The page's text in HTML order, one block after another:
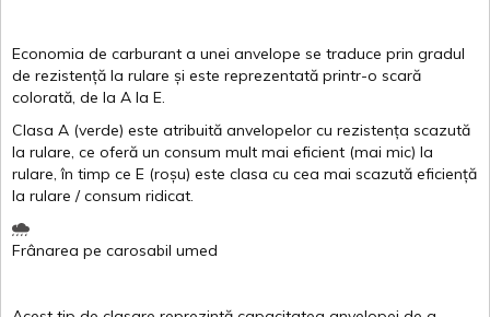
Economia de carburant a unei anvelope se traduce prin gradul
de rezistență la rulare și este reprezentată printr-o scară
colorată, de la A la E.
Clasa A (verde) este atribuită anvelopelor cu rezistența scazută
la rulare, ce oferă un consum mult mai eficient (mai mic) la
rulare,în timp ce E (roșu) este clasa cu cea mai scazută eficiență
la rulare /consum ridicat.
Frânarea pe carosabil umed